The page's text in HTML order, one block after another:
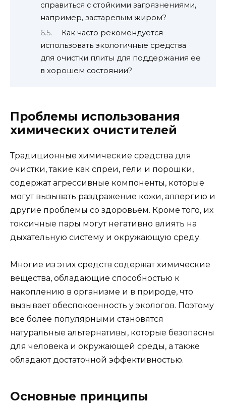
справиться с стойкими загрязнениями,
например, застарелым жиром?
Как часто рекомендуется
использовать экологичные средства
для очистки плиты для поддержания ее
в хорошем состоянии?
Проблемы использования
химических очистителей
Традиционные химические средства для
очистки, такие как спреи, гели и порошки,
содержат агрессивные компоненты, которые
могут вызывать раздражение кожи, аллергию и
другие проблемы со здоровьем. Кроме того, их
токсичные пары могут негативно влиять на
дыхательную систему и окружающую среду.
Многие из этих средств содержат химические
вещества, обладающие способностью к
накоплению в организме и в природе, что
вызывает обеспокоенность у экологов. Поэтому
всё более популярными становятся
натуральные альтернативы, которые безопасны
для человека и окружающей среды, а также
обладают достаточной эффективностью.
Основные принципы